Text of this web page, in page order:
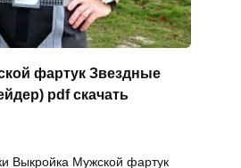
фартук Звездные
pdf скачать
Выкройка Мужской фартук